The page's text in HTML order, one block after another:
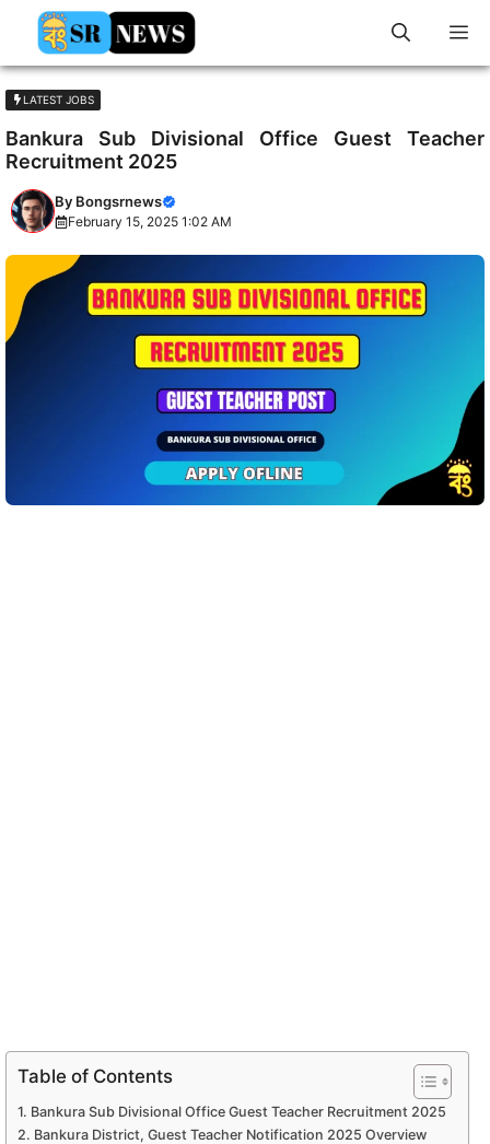
content
LATEST JOBS
Bankura Sub Divisional Office Guest Teacher
Recruitment 2025
By Bongsrnews
February 15, 2025 1:02 AM
Table of Contents
Bankura Sub Divisional Office Guest Teacher Recruitment 2025
Bankura District, Guest Teacher Notification 2025 Overview